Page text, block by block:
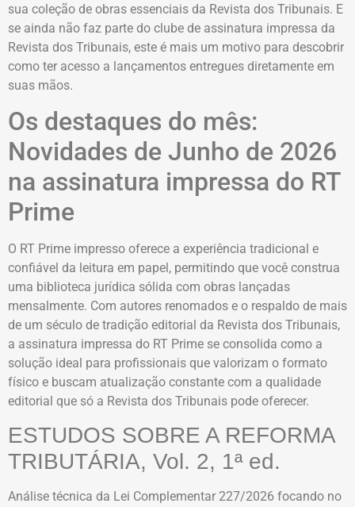
sua coleção de obras essenciais da Revista dos Tribunais. E
se ainda não faz parte do clube de assinatura impressa da
Revista dos Tribunais, este é mais um motivo para descobrir
como ter acesso a lançamentos entregues diretamente em
suas mãos.
Os destaques do mês:
Novidades de Junho de 2026
na assinatura impressa do RT
Prime
O RT Prime impresso oferece a experiência tradicional e
confiável da leitura em papel, permitindo que você construa
uma biblioteca jurídica sólida com obras lançadas
mensalmente. Com autores renomados e o respaldo de mais
de um século de tradição editorial da Revista dos Tribunais,
a assinatura impressa do RT Prime se consolida como a
solução ideal para profissionais que valorizam o formato
físico e buscam atualização constante com a qualidade
editorial que só a Revista dos Tribunais pode oferecer.
ESTUDOS SOBRE A REFORMA
TRIBUTÁRIA, Vol. 2, 1ª ed.
Análise técnica da Lei Complementar 227/2026 focando no